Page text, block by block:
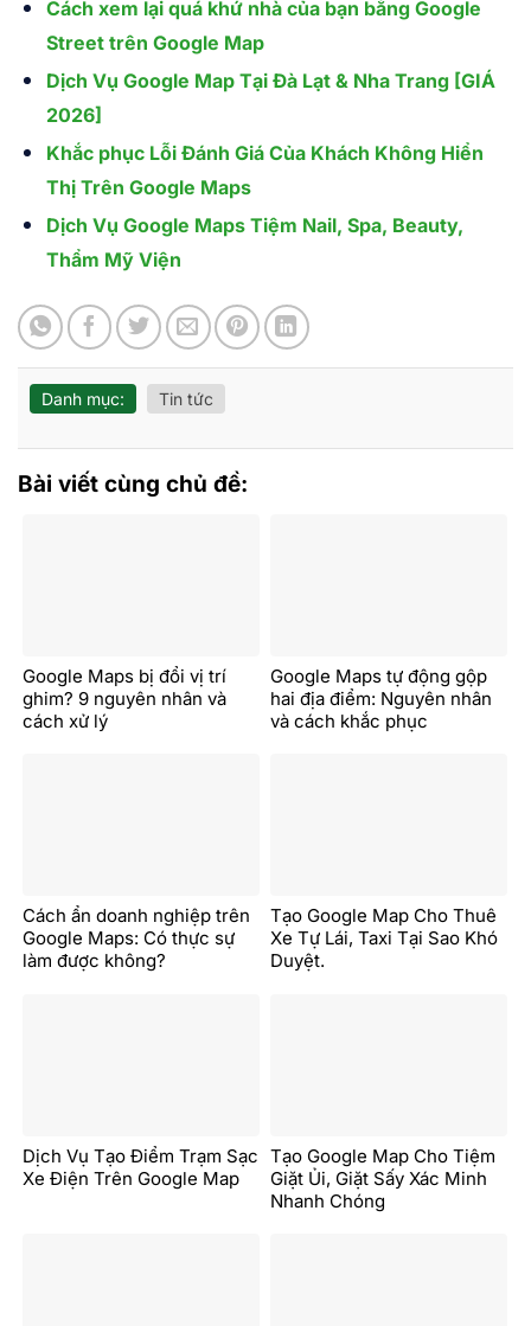
Cách xem lại quá khứ nhà của bạn bằng Google
Street trên Google Map
Dịch Vụ Google Map Tại Đà Lạt & Nha Trang [GIÁ
2026]
Khắc phục Lỗi Đánh Giá Của Khách Không Hiển
Thị Trên Google Maps
Dịch Vụ Google Maps Tiệm Nail, Spa, Beauty,
Thẩm Mỹ Viện
Danh mục: Tin tức
Bài viết cùng chủ đề:
Google Maps bị đổi vị trí
ghim? 9 nguyên nhân và
cách xử lý
Google Maps tự động gộp
hai địa điểm: Nguyên nhân
và cách khắc phục
Cách ẩn doanh nghiệp trên
Google Maps: Có thực sự
làm được không?
Tạo Google Map Cho Thuê
Xe Tự Lái, Taxi Tại Sao Khó
Duyệt.
Dịch Vụ Tạo Điểm Trạm Sạc
Xe Điện Trên Google Map
Tạo Google Map Cho Tiệm
Giặt Ủi, Giặt Sấy Xác Minh
Nhanh Chóng